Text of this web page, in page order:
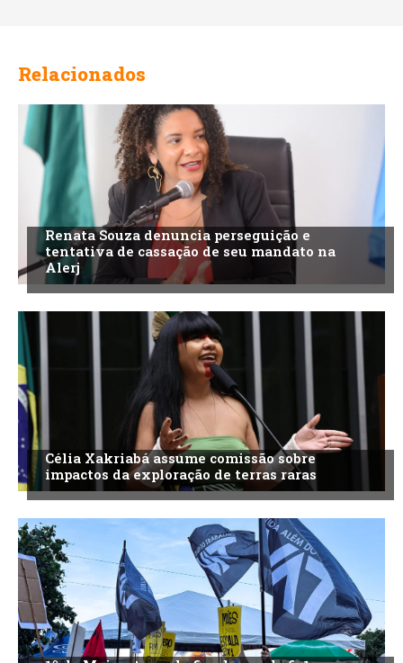
Relacionados
Renata Souza denuncia perseguição e
tentativa de cassação de seu mandato na
Alerj
Célia Xakriabá assume comissão sobre
impactos da exploração de terras raras